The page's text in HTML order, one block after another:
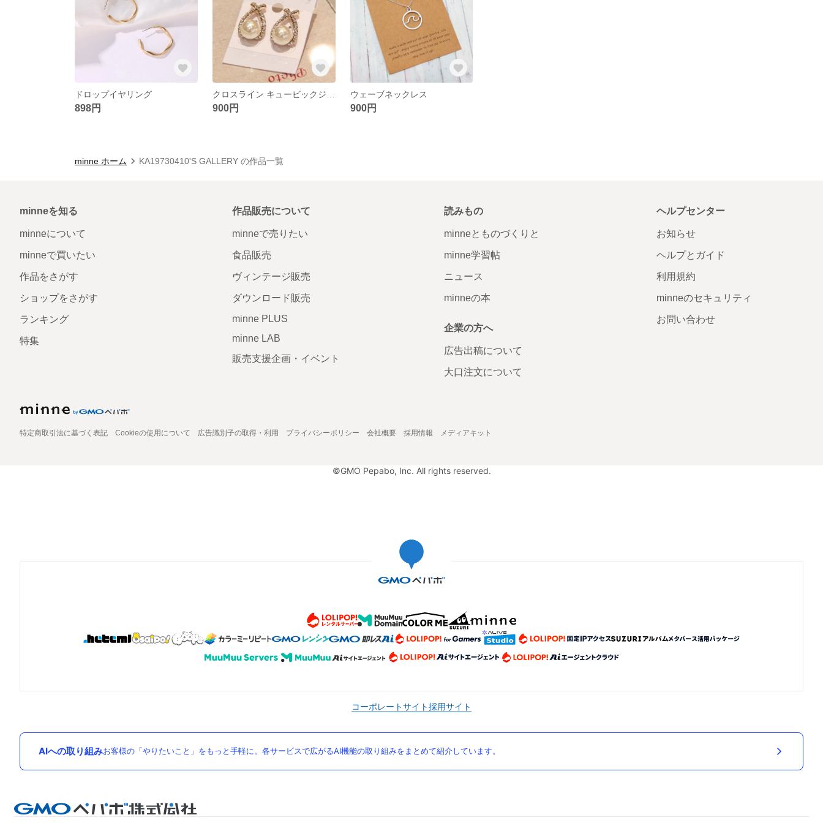
ドロップイヤリング
898円 900円
ウェーブネックレス
900円
minne ホーム KA19730410'S GALLERY の作品一覧
minneを知る
minneについて
minneで買いたい
作品をさがす
ショップをさがす
ランキング
特集
作品販売について
minneで売りたい
食品販売
ヴィンテージ販売
ダウンロード販売
minne PLUS
minne LAB
販売支援企画・イベント
読みもの
minneとものづくりと
minne学習帖
ニュース
minneの本
企業の方へ
広告出稿について
大口注文について
ヘルプセンター
お知らせ
ヘルプとガイド
利用規約
minneのセキュリティ
お問い合わせ
特定商取引法に基づく表記 Cookieの使用について 広告識別子の取得・利用 プライバシーポリシー 会社概要 採用情報 メディアキット
©GMO Pepabo, Inc. All rights reserved.
コーポレートサイト採用サイト
AIへの取り組みお客様の「やりたいこと」をもっと手軽に。各サービスで広がるAI機能の取り組みをまとめて紹介しています。